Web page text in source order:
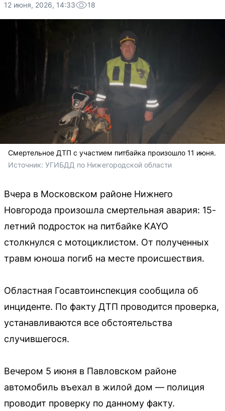
12 июня, 2026, 14:33 18
Смертельное ДТП с участием питбайка произошло 11 июня.
Источник: УГИБДД по Нижегородской области
Вчера в Московском районе Нижнего
Новгорода произошла смертельная авария: 15-
летний подросток на питбайке KAYO
столкнулся с мотоциклистом. От полученных
травм юноша погиб на месте происшествия.
Областная Госавтоинспекция сообщила об
инциденте. По факту ДТП проводится проверка,
устанавливаются все обстоятельства
случившегося.
Вечером 5 июня в Павловском районе
автомобиль въехал в жилой дом — полиция
проводит проверку по данному факту.